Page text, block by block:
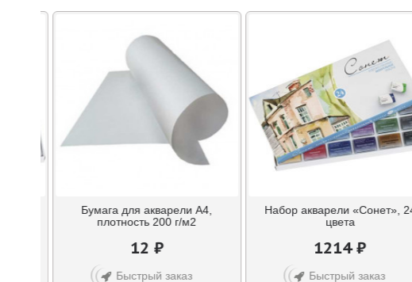
Бумага для акварели А4,
плотность 200 г/м2
12 ₽
Быстрый заказ
Набор акварели «Сонет»,
цвета
1214 ₽
Быстрый заказ